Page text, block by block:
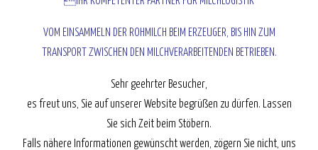
VOM EINSAMMELN DER ROHMILCH BEIM ERZEUGER, BIS HIN ZUM
TRANSPORT ZWISCHEN DEN MILCHVERARBEITENDEN BETRIEBEN.
Sehr geehrter Besucher,
es freut uns, Sie auf unserer Website begrüßen zu dürfen. Lassen
Sie sich Zeit beim Stöbern.
Falls nähere Informationen gewünscht werden, zögern Sie nicht, uns